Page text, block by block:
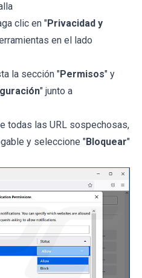
clic en "Privacidad y
en el lado
la sección "Permisos" y
" junto a
todas las URL sospechosas,
y seleccione "Bloquear"